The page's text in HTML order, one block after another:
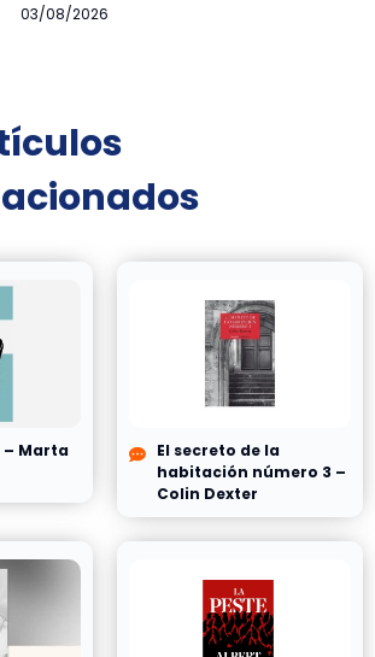
03/08/2026
– Marta
El secreto de la
habitación número 3 –
Colin Dexter